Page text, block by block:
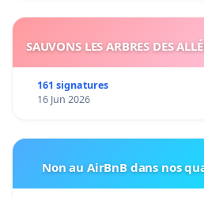
SAUVONS LES ARBRES DES
161 signatures
16 Jun 2026
Non au AirBnB dans nos